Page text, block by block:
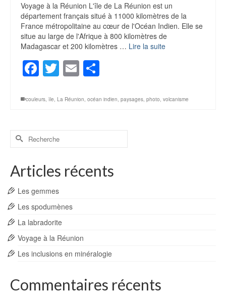
Voyage à la Réunion L'île de La Réunion est un
département français situé à 11000 kilomètres de la
France métropolitaine au cœur de l'Océan Indien. Elle se
situe au large de l'Afrique à 800 kilomètres de
Madagascar et 200 kilomètres … Lire la suite
Facebook
Twitter
Email
couleurs île La Réunion océan indien paysages photo volcanisme
Rechercher :
Articles récents
Les gemmes
Les spodumènes
La labradorite
Voyage à la Réunion
Les inclusions en minéralogie
Commentaires récents